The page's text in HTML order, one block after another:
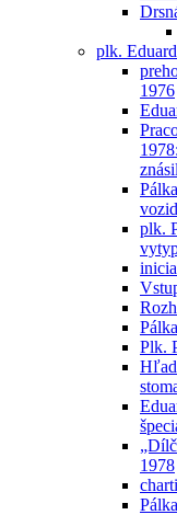
plk.
1976
plk.
Plk.
1978